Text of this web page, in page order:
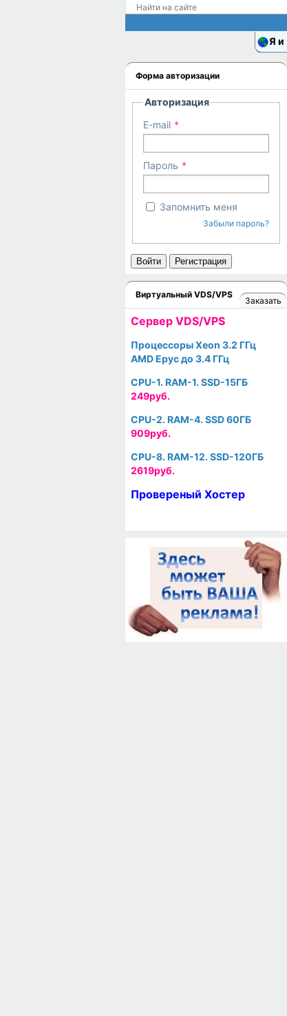
Я и
Форма авторизации
Авторизация
E-mail
Пароль
Запомнить меня
Забыли пароль?
Войти Регистрация
Виртуальный VDS/VPS
Заказать
Cервер VDS/VPS
Процессоры Xeon 3.2 ГГц
AMD Epyc до 3.4 ГГц
CPU-1. RAM-1. SSD-15ГБ
249руб.
CPU-2. RAM-4. SSD 60ГБ
909руб.
CPU-8. RAM-12. SSD-120ГБ
2619руб.
Провереный Хостер